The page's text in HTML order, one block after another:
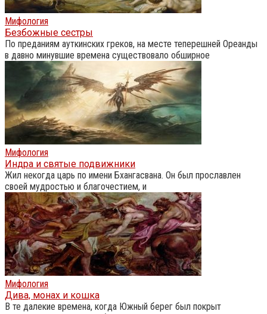
Мифология
Безбожные сестры
По преданиям ауткинских греков, на месте теперешней Ореанды
в давно минувшие времена существовало обширное
Мифология
Индра и святые подвижники
Жил некогда царь по имени Бхангасвана. Он был прославлен
своей мудростью и благочестием, и
Мифология
Дива, монах и кошка
В те далекие времена, когда Южный берег был покрыт